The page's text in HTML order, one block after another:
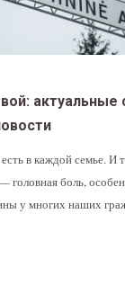
актуальные
в каждой семье. И
головная боль,
у многих наших